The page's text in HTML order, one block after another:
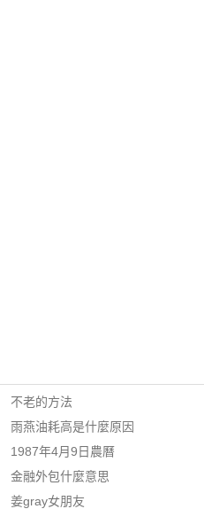
不老的方法
雨燕油耗高是什麼原因
1987年4月9日農曆
金融外包什麼意思
姜gray女朋友